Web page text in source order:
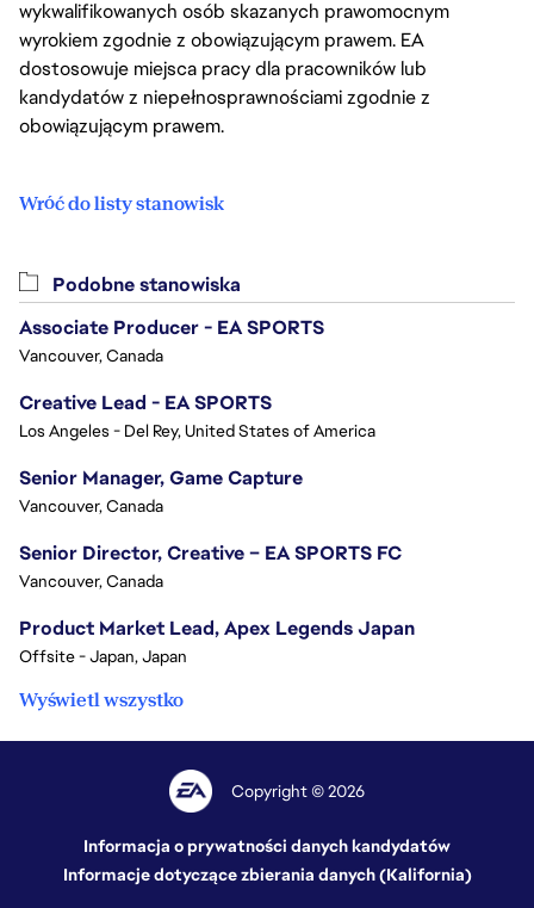
wykwalifikowanych osób skazanych prawomocnym
wyrokiem zgodnie z obowiązującym prawem. EA
dostosowuje miejsca pracy dla pracowników lub
kandydatów z niepełnosprawnościami zgodnie z
obowiązującym prawem.
Wróć do listy stanowisk
Podobne stanowiska
Associate Producer - EA SPORTS
Vancouver, Canada
Creative Lead - EA SPORTS
Los Angeles - Del Rey, United States of America
Senior Manager, Game Capture
Vancouver, Canada
Senior Director, Creative – EA SPORTS FC
Vancouver, Canada
Product Market Lead, Apex Legends Japan
Offsite - Japan, Japan
Wyświetl wszystko
Copyright © 2026
Informacja o prywatności danych kandydatów
Informacje dotyczące zbierania danych (Kalifornia)